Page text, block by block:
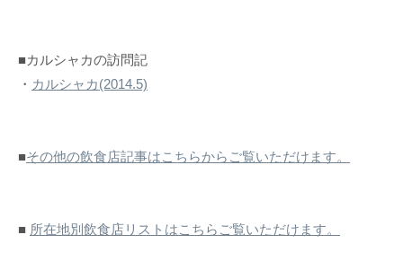
■カルシャカの訪問記
・ カルシャカ(2014.5)
■その他の飲食店記事はこちらからご覧いただけます。
■ 所在地別飲食店リストはこちらご覧いただけます。